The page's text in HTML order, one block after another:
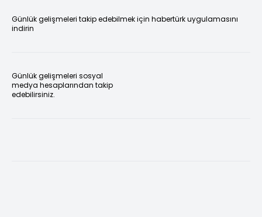
Günlük gelişmeleri takip edebilmek için habertürk uygulamasını
indirin
Günlük gelişmeleri sosyal
medya hesaplarından takip
edebilirsiniz.